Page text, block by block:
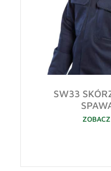
SW33